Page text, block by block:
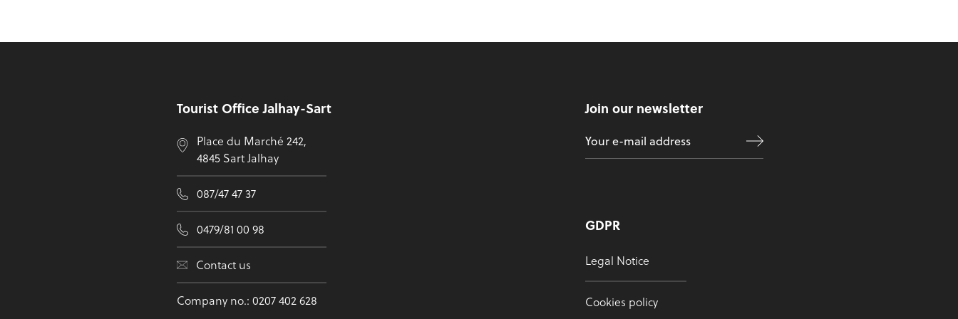
Tourist Office Jalhay-Sart
Place du Marché 242,
4845 Sart Jalhay
087/47 47 37
0479/81 00 98
Contact us
Company no.: 0207 402 628
Join our newsletter
GDPR
Legal Notice
Cookies policy